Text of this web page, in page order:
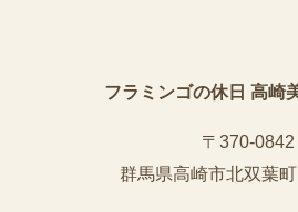
フラミンゴの休日 高崎
〒370-0842
群馬県高崎市北双葉